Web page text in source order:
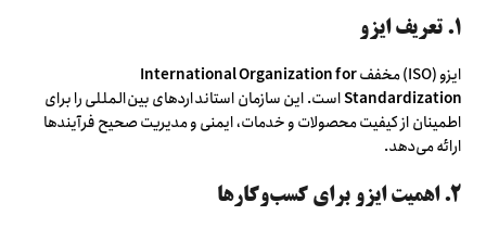
۱. تعریف ایزو
ایزو (ISO) مخفف
International Organization for
Standardizationاست. این سازمان استانداردهای بین‌المللی را برای
اطمینان از کیفیت محصولات و خدمات، ایمنی و مدیریت صحیح فرآیندها
ارائه می‌دهد.
۲. اهمیت ایزو برای کسب‌وکارها